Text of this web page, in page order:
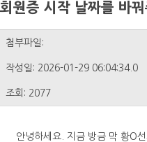
회원증 시작 날짜를 바
첨부파일:
작성일: 2026-01-29 06:04:34.0
조회: 2077
안녕하세요. 지금 방금 막 황O